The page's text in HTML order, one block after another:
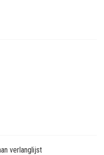
verlanglijst